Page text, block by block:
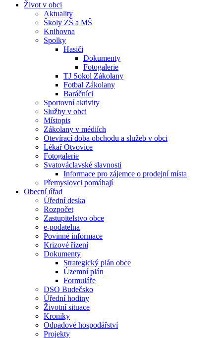
Život v obci
Aktuality
Školy ZŠ a MŠ
Knihovna
Spolky
Hasiči
Dokumenty
Fotogalerie
TJ Sokol Zákolany
Fotbal Zákolany
Baráčníci
Sportovní aktivity
Služby v obci
Místopis
Zákolany v médiích
Otevírací doba obchodu a služeb v obci
Lékař Otvovice
Fotogalerie
Svatováclavské slavnosti
Informace pro zájemce o prodejní místa
Přemyslovci pomáhají
Obecní úřad
Úřední deska
Rozpočet
Zastupitelstvo obce
e-podatelna
Povinné informace
Krizové řízení
Dokumenty
Strategický plán obce
Územní plán
Formuláře
DSO Budečsko
Úřední hodiny
Životní situace
Kroniky
Odpadové hospodářství
Projekty